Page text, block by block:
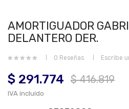
AMORTIGUADOR
DELANTERO DER.
0 Reseñas Escribe
$ 291.774 $ 416.819
IVA incluído